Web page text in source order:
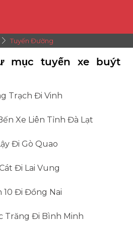
Tuyến Đường
mục tuyến xe buýt
Trạch Đi Vinh
Xe Liên Tỉnh Đà Lạt
Đi Gò Quao
Đi Lai Vung
10 Đi Đồng Nai
Trăng Đi Bình Minh